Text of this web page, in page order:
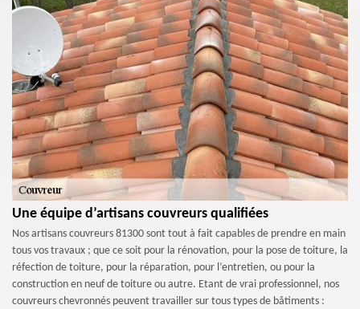
Une équipe d’artisans couvreurs qualifiées
Nos artisans couvreurs 81300 sont tout à fait capables de prendre en main
tous vos travaux ; que ce soit pour la rénovation, pour la pose de toiture, la
réfection de toiture, pour la réparation, pour l’entretien, ou pour la
construction en neuf de toiture ou autre. Etant de vrai professionnel, nos
couvreurs chevronnés peuvent travailler sur tous types de bâtiments :